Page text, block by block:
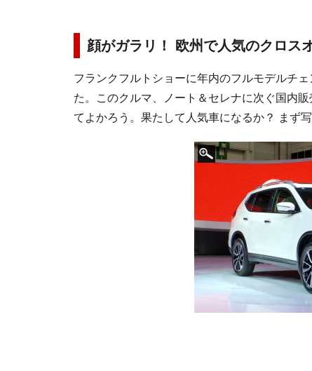
顔がガラリ！ 欧州で人気のクロス
フランクフルトショーに年内のフルモデルチ
た。このクルマ、ノート＆セレナに次ぐ国内
てよかろう。果たして人気車になるか？ まず